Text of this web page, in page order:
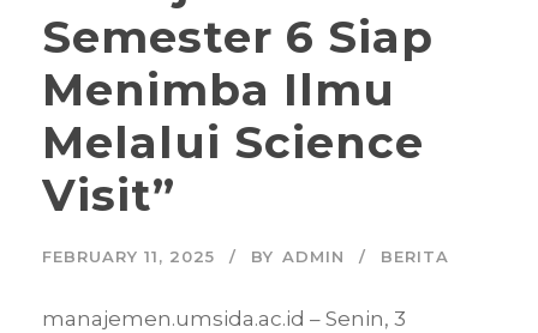
Semester 6 Siap
Menimba Ilmu
Melalui Science
Visit”
FEBRUARY 11, 2025 BY ADMIN BERITA
manajemen.umsida.ac.id – Senin, 3